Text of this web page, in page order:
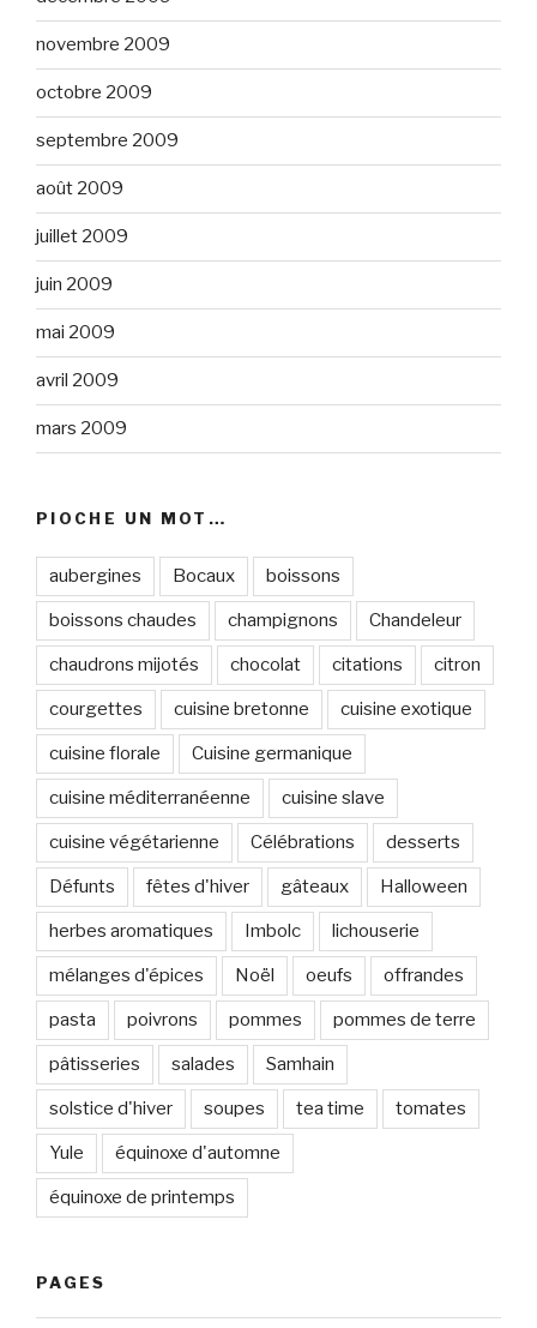
novembre 2009
octobre 2009
septembre 2009
août 2009
juillet 2009
juin 2009
mai 2009
avril 2009
mars 2009
PIOCHE UN MOT…
aubergines Bocaux boissons
boissons chaudes champignons Chandeleur
chaudrons mijotés chocolat citations citron
courgettes cuisine bretonne cuisine exotique
cuisine florale Cuisine germanique
cuisine méditerranéenne cuisine slave
cuisine végétarienne Célébrations desserts
Défunts fêtes d'hiver gâteaux Halloween
herbes aromatiques Imbolc lichouserie
mélanges d'épices Noël oeufs offrandes
pasta poivrons pommes pommes de terre
pâtisseries salades Samhain
solstice d'hiver soupes tea time tomates
Yule équinoxe d'automne
équinoxe de printemps
PAGES